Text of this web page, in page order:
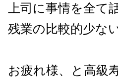
上司に事情を全
残業の比較的少な
お疲れ様、と高級